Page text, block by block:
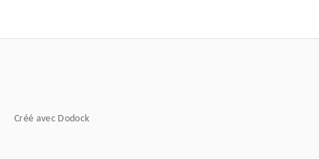
Créé avec Dodock